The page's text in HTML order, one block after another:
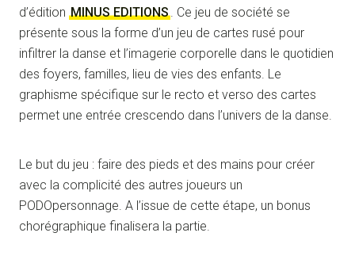
d’édition MINUS EDITIONS. Ce jeu de société se
présente sous la forme d’un jeu de cartes rusé pour
infiltrer la danse et l’imagerie corporelle dans le quotidien
des foyers, familles, lieu de vies des enfants. Le
graphisme spécifique sur le recto et verso des cartes
permet une entrée crescendo dans l’univers de la danse.
Le but du jeu : faire des pieds et des mains pour créer
avec la complicité des autres joueurs un
PODOpersonnage. A l’issue de cette étape, un bonus
chorégraphique finalisera la partie.